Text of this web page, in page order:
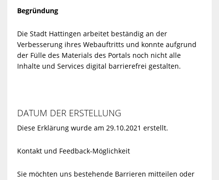
Begründung
Die Stadt Hattingen arbeitet beständig an der
Verbesserung ihres Webauftritts und konnte aufgrund
der Fülle des Materials des Portals noch nicht alle
Inhalte und Services digital barrierefrei gestalten.
DATUM DER ERSTELLUNG
Diese Erklärung wurde am 29.10.2021 erstellt.
Kontakt und Feedback-Möglichkeit
Sie möchten uns bestehende Barrieren mitteilen oder